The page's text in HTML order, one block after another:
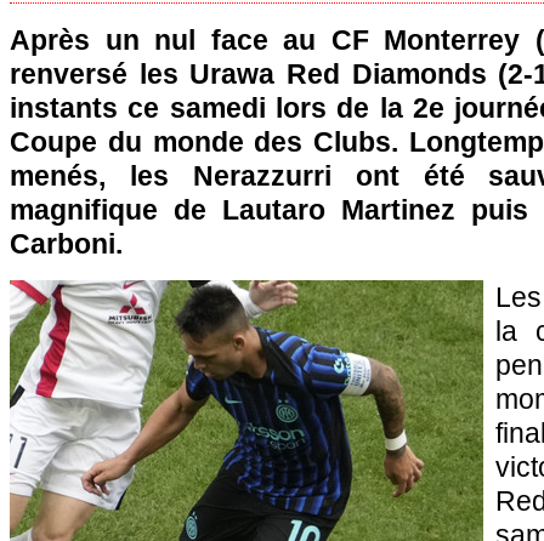
Après un nul face au CF Monterrey
renversé les Urawa Red Diamonds
instants ce samedi lors de la 2e
Coupe du monde des Clubs.
menés, les Nerazzurri ont été
magnifique de Lautaro Martinez
Carboni.
la